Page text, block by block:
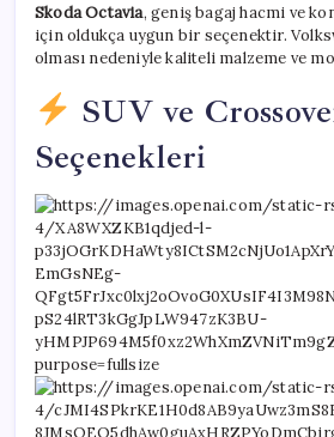
Skoda Octavia, geniş bagaj hacmi ve
için oldukça uygun bir seçenektir.
olması nedeniyle kaliteli malzeme ve
SUV ve
Seçenekleri